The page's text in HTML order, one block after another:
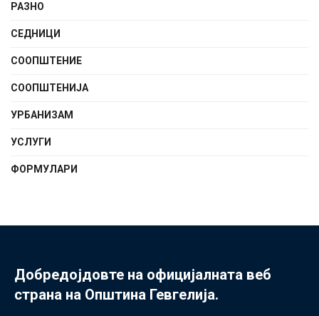
РАЗНО
СЕДНИЦИ
СООПШТЕНИE
СООПШТЕНИЈА
УРБАНИЗАМ
УСЛУГИ
ФОРМУЛАРИ
Добредојдовте на официјалната веб
страна на Општина Гевгелија.